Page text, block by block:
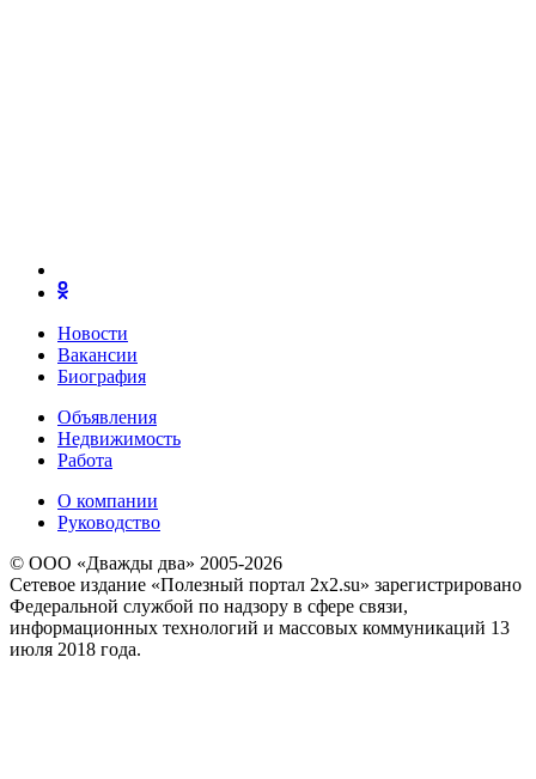
Новости
Вакансии
Биография
Объявления
Недвижимость
Работа
О компании
Руководство
© ООО «Дважды два» 2005-2026
Сетевое издание «Полезный портал 2x2.su» зарегистрировано
Федеральной службой по надзору в сфере связи,
информационных технологий и массовых коммуникаций 13
июля 2018 года.